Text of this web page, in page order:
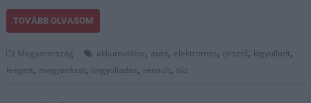
TOVÁBB OLVASOM
Magyarország akkumulátor, autó, elektromos, ijesztő, kigyulladt,
leégett, magyarázat, öngyulladás, renault, tűz